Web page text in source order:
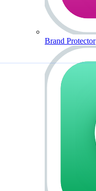
Brand Protector